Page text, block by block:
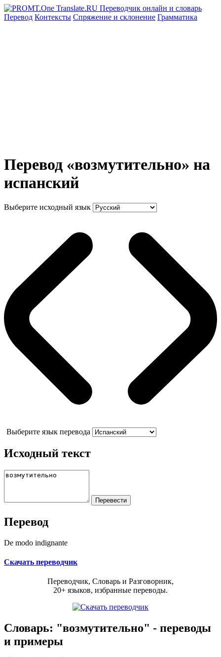
Перевод Контексты Спряжение и склонение Грамматика
Перевод «возмутительно» на
испанский
Выберите исходный язык
Выберите язык перевода
Исходный текст
Перевод
De modo indignante
Скачать переводчик
Переводчик, Словарь и Разговорник,
20+ языков, избранные переводы.
Словарь: "возмутительно" - переводы
и примеры